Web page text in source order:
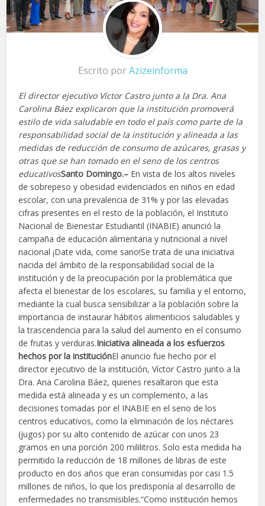
Escrito porAzizeinforma
El director ejecutivo Víctor Castro junto a la Dra. Ana
Carolina Báez explicaron que la institución promoverá
estilo de vida saludable en todo el país como parte de la
responsabilidad social de la institución y alineada a las
medidas de reducción de consumo de azúcares, grasas y
otras que se han tomado en el seno de los centros
educativosSanto Domingo.– En vista de los altos niveles
de sobrepeso y obesidad evidenciados en niños en edad
escolar, con una prevalencia de 31% y por las elevadas
cifras presentes en el resto de la población, el Instituto
Nacional de Bienestar Estudiantil (INABIE) anunció la
campaña de educación alimentaria y nutricional a nivel
nacional ¡Date vida, come sano!Se trata de una iniciativa
nacida del ámbito de la responsabilidad social de la
institución y de la preocupación por la problemática que
afecta el bienestar de los escolares, su familia y el entorno,
mediante la cual busca sensibilizar a la población sobre la
importancia de instaurar hábitos alimenticios saludables y
la trascendencia para la salud del aumento en el consumo
de frutas y verduras.Iniciativa alineada a los esfuerzos
hechos por la instituciónEl anuncio fue hecho por el
director ejecutivo de la institución, Víctor Castro junto a la
Dra. Ana Carolina Báez, quienes resaltaron que esta
medida está alineada y es un complemento, a las
decisiones tomadas por el INABIE en el seno de los
centros educativos, como la eliminación de los néctares
(jugos) por su alto contenido de azúcar con unos 23
gramos en una porción 200 mililitros. Solo esta medida ha
permitido la reducción de 18 millones de libras de este
producto en dos años que eran consumidas por casi 1.5
millones de niños, lo que los predisponía al desarrollo de
enfermedades no transmisibles.“Como institución hemos